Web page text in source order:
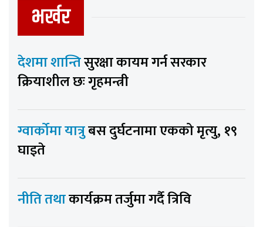
भर्खर
देशमा शान्तिसुरक्षा कायम गर्न सरकार
क्रियाशील छः गृहमन्त्री
ग्वार्कोमा यात्रुबस दुर्घटनामा एकको मृत्यु, १९
घाइते
नीति तथाकार्यक्रम तर्जुमा गर्दै त्रिवि